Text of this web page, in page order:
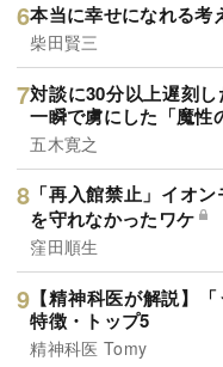
本当に幸せになれる考
柴田賢三
対談に30分以上遅刻
一瞬で虜にした「魔性
五木寛之
「再入館禁止」イオ
を守れなかったワケ
窪田順生
【精神科医が解説】
特徴・トップ5
精神科医 Tomy